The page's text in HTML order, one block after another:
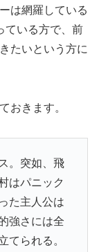
は網羅している
ている方で、前
たいという方に
おきます。
。突如、飛
はパニック
た主人公は
強さには全
てられる。